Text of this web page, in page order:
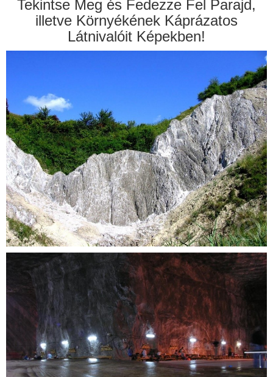
Tekintse Meg és Fedezze Fel Parajd,
illetve Környékének Káprázatos
Látnivalóit Képekben!